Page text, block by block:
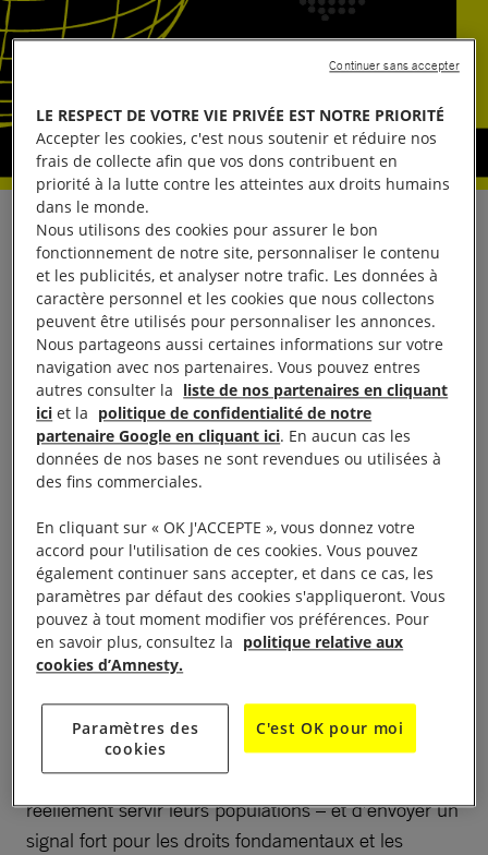
À l’approche du 77edéfilé de la fête de la
République en Inde le 26 janvier et dusommet UE-
Indequi aura lieu le lendemain à New Delhi,
Amnesty International appelle l’Union européenne et
l’Inde à œuvrer ensemble contre les attaques visant
les droits humains dans le monde entier.
« Au moment où les droits humains sont plus que
jamais en difficulté à travers le monde, il est crucial
pleinement et réaffirment ensemble l’importance
des droits fondamentaux et de l’état de droit dans
tous les domaines de leurs relations, notamment en
matière de commerce, de sécurité et de défense, de
transition énergétique et de coopération entre les
promouvoir et protéger les droits humains dans leur
politique intérieure et étrangère, l’Inde et l’UE ont la
capacité d’accomplir un partenariat qui peut
réellement servir leurs populations – et d’envoyer un
signal fort pour les droits fondamentaux et les
LE RESPECT DE VOTRE VIE PRIVÉE EST NOTRE PRIORITÉ
Accepter les cookies, c'est nous soutenir et réduire nos
frais de collecte afin que vos dons contribuent en
priorité à la lutte contre les atteintes aux droits humains
dans le monde.
Nous utilisons des cookies pour assurer le bon
fonctionnement de notre site, personnaliser le contenu
et les publicités, et analyser notre trafic. Les données à
caractère personnel et les cookies que nous collectons
peuvent être utilisés pour personnaliser les annonces.
Nous partageons aussi certaines informations sur votre
navigation avec nos partenaires. Vous pouvez entres
autres consulter la liste de nos partenaires en cliquant
ici et la politique de confidentialité de notre
partenaire Google en cliquant ici. En aucun cas les
données de nos bases ne sont revendues ou utilisées à
des fins commerciales.
En cliquant sur « OK J'ACCEPTE », vous donnez votre
accord pour l'utilisation de ces cookies. Vous pouvez
également continuer sans accepter, et dans ce cas, les
paramètres par défaut des cookies s'appliqueront. Vous
pouvez à tout moment modifier vos préférences. Pour
en savoir plus, consultez la politique relative aux
cookies d’Amnesty.
Paramètres des
cookies
C'est OK pour moi
Continuer sans accepter